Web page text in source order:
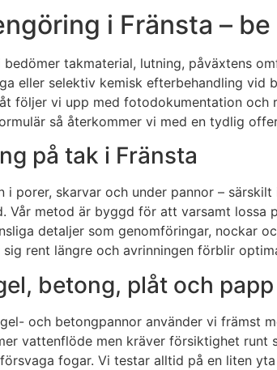
i Fränsta –
takmaterial, lutning, påväxtens
eller selektiv kemisk efterbehandling vid
följer vi upp med fotodokumentation
så återkommer vi med en tydlig
på tak i Fränsta
porer, skarvar och under pannor –
metod är byggd för att varsamt
detaljer som genomföringar, nockar
rent längre och avrinningen förblir
betong, plåt och papp
och betongpannor använder vi
vattenflöde men kräver försiktighet
fogar. Vi testar alltid på en liten